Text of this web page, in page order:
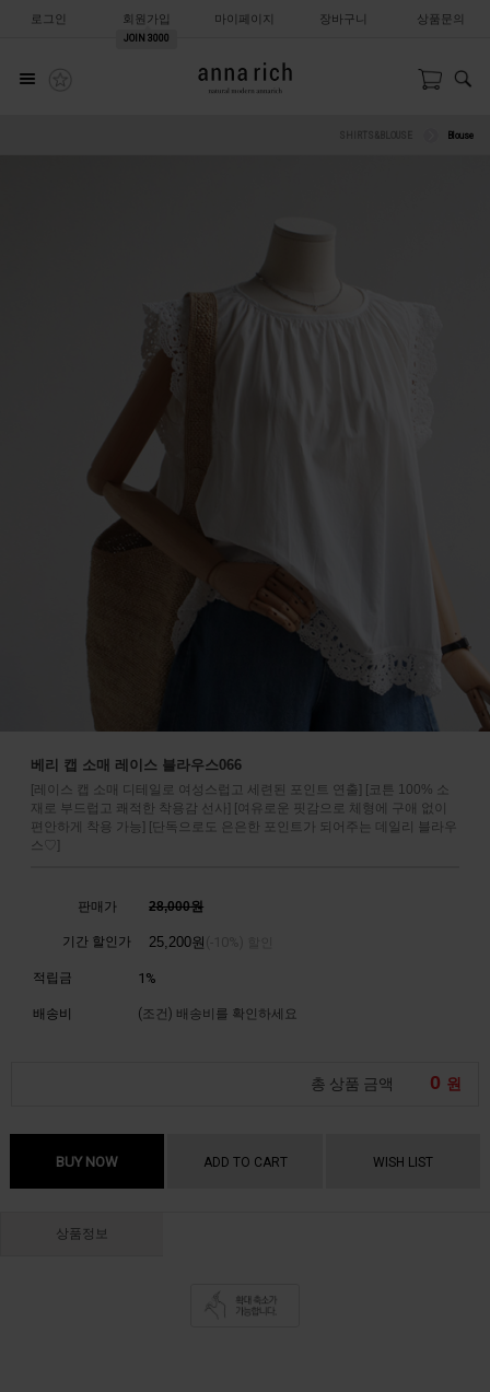
로그인 회원가입
JOIN 3000
마이페이지 장바구니 상품문의
Blouse
베리 캡 소매 레이스 블라우스066
[레이스 캡 소매 디테일로 여성스럽고 세련된 포인트 연출] [코튼 100% 소
재로 부드럽고 쾌적한 착용감 선사] [여유로운 핏감으로 체형에 구애 없이
편안하게 착용 가능] [단독으로도 은은한 포인트가 되어주는 데일리 블라우
스♡]
판매가 28,000원
기간 할인가 25,200원
적립금 1%
배송비 (조건) 배송비를 확인하세요
총 상품 금액 0 원
BUY NOW ADD TO CART WISH LIST
상품정보